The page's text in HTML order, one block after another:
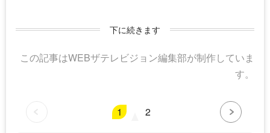
下に続きます
この記事はWEBザテレビジョン編集部が制作していま
す。
1 2